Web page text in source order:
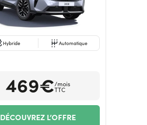
Hybride Automatique
469€/mois
TTC
DÉCOUVREZ L’OFFRE